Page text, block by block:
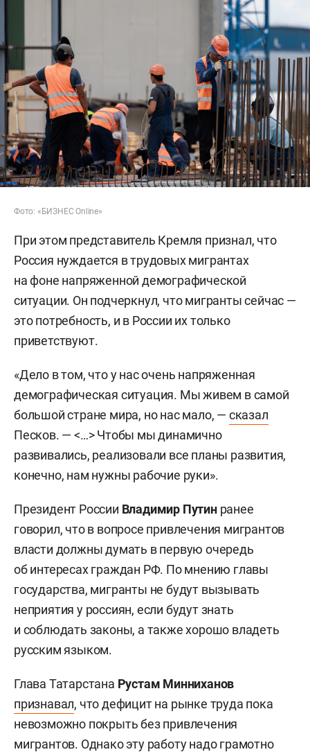
Фото: «БИЗНЕС Online»
При этом представитель Кремля признал, что
Россия нуждается в трудовых мигрантах
на фоне напряженной демографической
ситуации. Он подчеркнул, что мигранты сейчас —
это потребность, и в России их только
приветствуют.
«Дело в том, что у нас очень напряженная
демографическая ситуация. Мы живем в самой
большой стране мира, но нас мало, — сказал
Песков. — <…> Чтобы мы динамично
развивались, реализовали все планы развития,
конечно, нам нужны рабочие руки».
Президент России Владимир Путинранее
говорил, что в вопросе привлечения мигрантов
власти должны думать в первую очередь
об интересах граждан РФ. По мнению главы
государства, мигранты не будут вызывать
неприятия у россиян, если будут знать
и соблюдать законы, а также хорошо владеть
русским языком.
Глава Татарстана Рустам Минниханов
признавал, что дефицит на рынке труда пока
невозможно покрыть без привлечения
мигрантов. Однако эту работу надо грамотно